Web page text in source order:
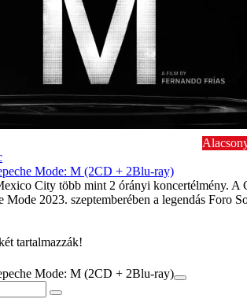
Mode: M (2CD + 2Blu-ray)
City több mint 2 órányi koncertélmény. A
Mode 2023. szeptemberében a legendás Foro
tartalmazzák!
Mode: M (2CD + 2Blu-ray)